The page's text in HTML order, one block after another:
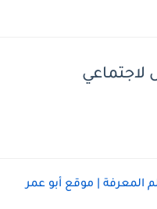
لاجتماعي
المعرفة | موقع أبو عمر